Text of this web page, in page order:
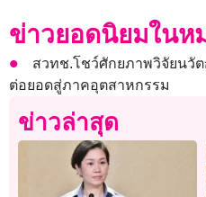
ข่าวยอดนิยมในห
สวทช.โชว์ศักยภาพวิจัยนวัต
ต่อยอดสู่ภาคอุตสาหกรรม
ข่าวล่าสุด